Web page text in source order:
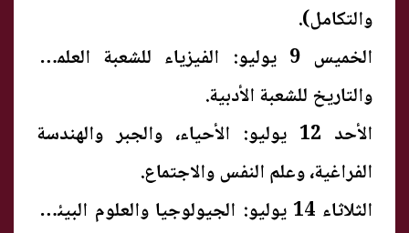
والتكامل).
الخميس 9 يوليو: الفيزياء للشعبة العلمية،
والتاريخ للشعبة الأدبية.
الأحد 12 يوليو: الأحياء، والجبر والهندسة
الفراغية، وعلم النفس والاجتماع.
الثلاثاء 14 يوليو: الجيولوجيا والعلوم البيئية،